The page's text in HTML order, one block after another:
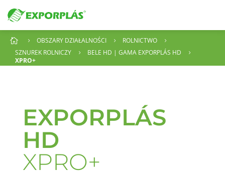
 5 OBSZARY DZIAŁALNOŚCI 5 ROLNICTWO 5
SZNUREK ROLNICZY 5 BELE HD | GAMA EXPORPLÁS HD 5
XPRO+
EXPORPLÁS
HD
XPRO+